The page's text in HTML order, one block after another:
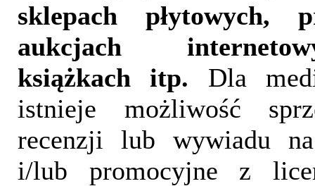
sklepach płytowych,
aukcjach
książkach itp. Dla
istnieje możliwość
recenzji lub wywiadu
i/lub promocyjne z